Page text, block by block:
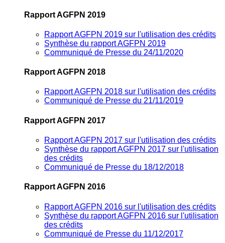
Rapport AGFPN 2019
Rapport AGFPN 2019 sur l'utilisation des crédits
Synthèse du rapport AGFPN 2019
Communiqué de Presse du 24/11/2020
Rapport AGFPN 2018
Rapport AGFPN 2018 sur l'utilisation des crédits
Communiqué de Presse du 21/11/2019
Rapport AGFPN 2017
Rapport AGFPN 2017 sur l'utilisation des crédits
Synthèse du rapport AGFPN 2017 sur l'utilisation
des crédits
Communiqué de Presse du 18/12/2018
Rapport AGFPN 2016
Rapport AGFPN 2016 sur l'utilisation des crédits
Synthèse du rapport AGFPN 2016 sur l'utilisation
des crédits
Communiqué de Presse du 11/12/2017